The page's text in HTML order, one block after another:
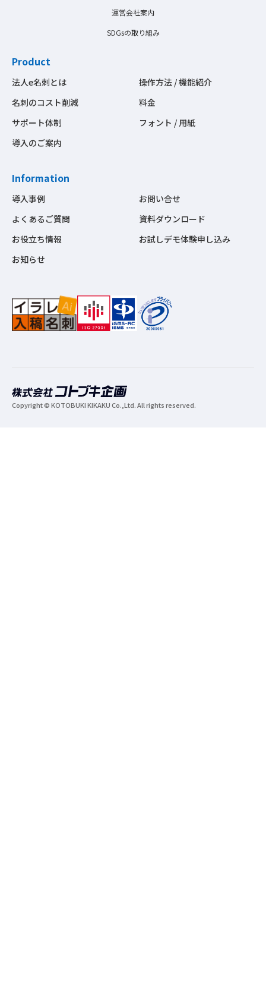
運営会社案内
SDGsの取り組み
Product
法人e名刺とは
名刺のコスト削減
サポート体制
導入のご案内
操作方法 / 機能紹介
料金
フォント / 用紙
Information
導入事例
よくあるご質問
お役立ち情報
お知らせ
お問い合せ
資料ダウンロード
お試しデモ体験申し込み
Copyright © KOTOBUKI KIKAKU Co.,Ltd. All rights reserved.